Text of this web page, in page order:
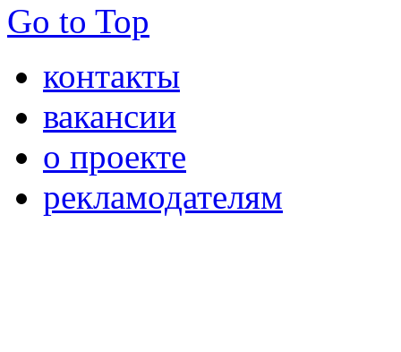
Go to Top
контакты
вакансии
о проекте
рекламодателям